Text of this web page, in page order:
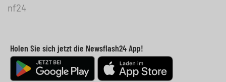
nf24
Holen Sie sich jetzt die Newsflash24 App!